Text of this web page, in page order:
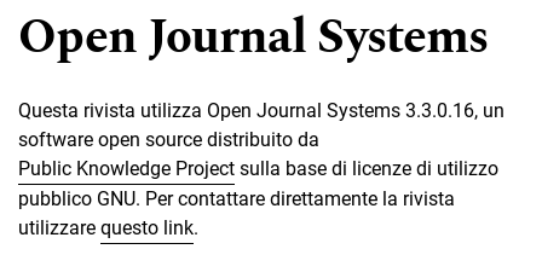
Open Journal Systems
Questa rivista utilizza Open Journal Systems 3.3.0.16, un
software open source distribuito da
Public Knowledge Project sulla base di licenze di utilizzo
pubblico GNU. Per contattare direttamente la rivista
utilizzare questo link.